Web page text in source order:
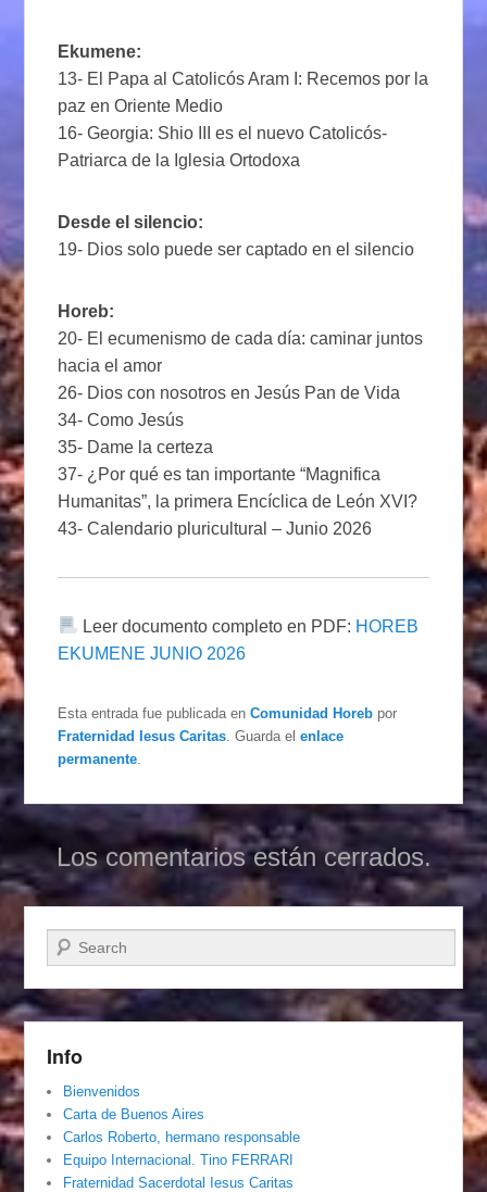
Ekumene:
13- El Papa al Catolicós Aram I: Recemos por la
paz en Oriente Medio
16- Georgia: Shio III es el nuevo Catolicós-
Patriarca de la Iglesia Ortodoxa
Desde el silencio:
19- Dios solo puede ser captado en el silencio
Horeb:
20- El ecumenismo de cada día: caminar juntos
hacia el amor
26- Dios con nosotros en Jesús Pan de Vida
34- Como Jesús
35- Dame la certeza
37- ¿Por qué es tan importante “Magnifica
Humanitas”, la primera Encíclica de León XVI?
43- Calendario pluricultural – Junio 2026
Leer documento completo en PDF: HOREB
EKUMENE JUNIO 2026
Esta entrada fue publicada enComunidad Horeb por
Fraternidad Iesus Caritas . Guarda elenlace
permanente
Los comentarios están cerrados.
Buscar
Info
Bienvenidos
Carta de Buenos Aires
Carlos Roberto, hermano responsable
Equipo Internacional. Tino FERRARI
Fraternidad Sacerdotal Iesus Caritas